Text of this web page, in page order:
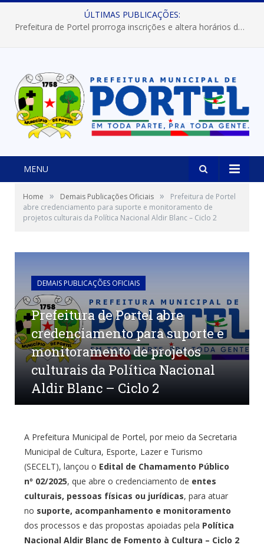
ÚLTIMAS PUBLICAÇÕES:
Prefeitura de Portel abre inscrições para concursos que elegerão os destaques do Verão 2026
MENU
Home » Demais Publicações Oficiais »
Prefeitura de Portel
abre credenciamento para suporte e monitoramento de
projetos culturais da Política Nacional Aldir Blanc – Ciclo 2
DEMAIS PUBLICAÇÕES OFICIAIS
Prefeitura de Portel abre
credenciamento para suporte e
monitoramento de projetos
culturais da Política Nacional
Aldir Blanc – Ciclo 2
A Prefeitura Municipal de Portel, por meio da Secretaria
Municipal de Cultura, Esporte, Lazer e Turismo
(SECELT), lançou o Edital de Chamamento Público
nº 02/2025, que abre o credenciamento de entes
culturais, pessoas físicas ou jurídicas, para atuar
no suporte, acompanhamento e monitoramento
dos processos e das propostas apoiadas pela Política
Nacional Aldir Blanc de Fomento à Cultura – Ciclo 2